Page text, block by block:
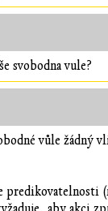
svobodna vule?
vůle